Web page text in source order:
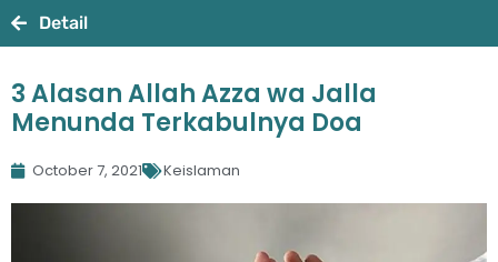
Detail
3 Alasan Allah Azza wa Jalla
Menunda Terkabulnya Doa
October 7, 2021 Keislaman